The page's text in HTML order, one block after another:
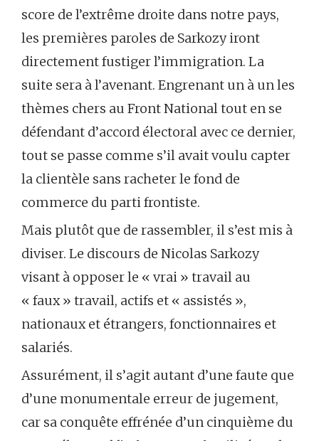
score de l’extrême droite dans notre pays,
les premières paroles de Sarkozy iront
directement fustiger l’immigration. La
suite sera à l’avenant. Engrenant un à un les
thèmes chers au Front National tout en se
défendant d’accord électoral avec ce dernier,
tout se passe comme s’il avait voulu capter
la clientèle sans racheter le fond de
commerce du parti frontiste.
Mais plutôt que de rassembler, il s’est mis à
diviser. Le discours de Nicolas Sarkozy
visant à opposer le « vrai » travail au
« faux » travail, actifs et « assistés »,
nationaux et étrangers, fonctionnaires et
salariés.
Assurément, il s’agit autant d’une faute que
d’une monumentale erreur de jugement,
car sa conquête effrénée d’un cinquième du